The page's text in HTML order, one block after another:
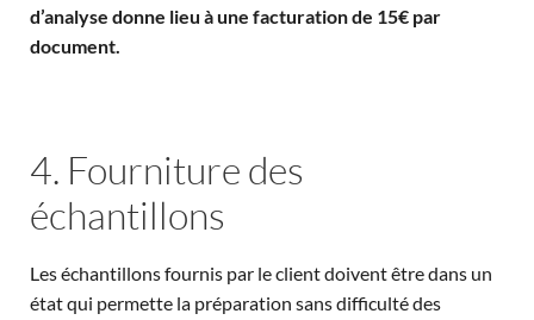
d’analyse donne lieu à une facturation de 15€ par
document.
4. Fourniture des
échantillons
Les échantillons fournis par le client doivent être dans un
état qui permette la préparation sans difficulté des